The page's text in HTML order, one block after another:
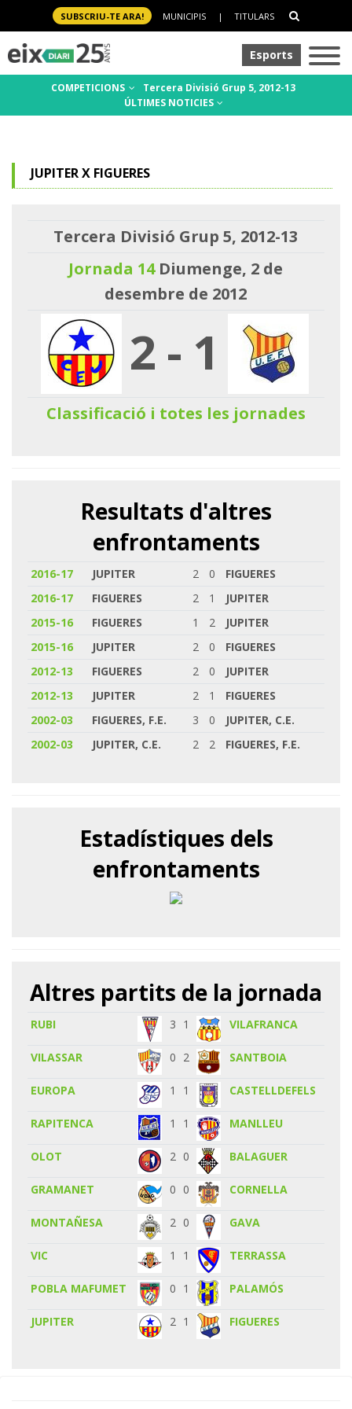
SUBSCRIU-TE ARA! MUNICIPIS | TITULARS
Esports
COMPETICIONS
Tercera Divisió Grup 5, 2012-13
ÚLTIMES NOTICIES
JUPITER X FIGUERES
Tercera Divisió Grup 5, 2012-13
Jornada 14Diumenge, 2 de
desembre de 2012
2 - 1
Classificació i totes les jornades
Resultats d'altres
enfrontaments
2016-17 JUPITER 2 0
FIGUERES
2016-17
FIGUERES 2 1
JUPITER
2015-16
FIGUERES 1 2
JUPITER
2015-16
JUPITER 2 0
FIGUERES
2012-13
FIGUERES 2 0
JUPITER
2012-13
JUPITER 2 1
FIGUERES
2002-03
FIGUERES, F.E. 3 0
JUPITER, C.E.
2002-03
JUPITER, C.E. 2 2 FIGUERES, F.E.
Estadístiques dels
enfrontaments
Altres partits de la jornada
RUBI 3 1 VILAFRANCA
VILASSAR 0 2 SANTBOIA
EUROPA 1 1 CASTELLDEFELS
RAPITENCA 1 1 MANLLEU
OLOT 2 0 BALAGUER
GRAMANET 0 0 CORNELLA
MONTAÑESA 2 0 GAVA
VIC 1 1 TERRASSA
POBLA MAFUMET 0 1 PALAMÓS
JUPITER 2 1 FIGUERES